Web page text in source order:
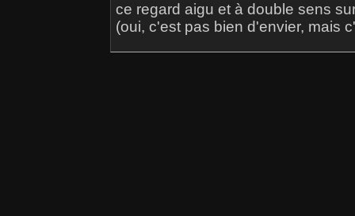
ce regard aigu et à double sens
(oui, c'est pas bien d'envier, mais